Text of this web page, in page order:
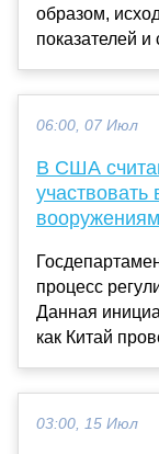
образом,
показателей и
06:00, 07 Июл
В США
процесс
Данная
как Китай
03:00, 15 Июл